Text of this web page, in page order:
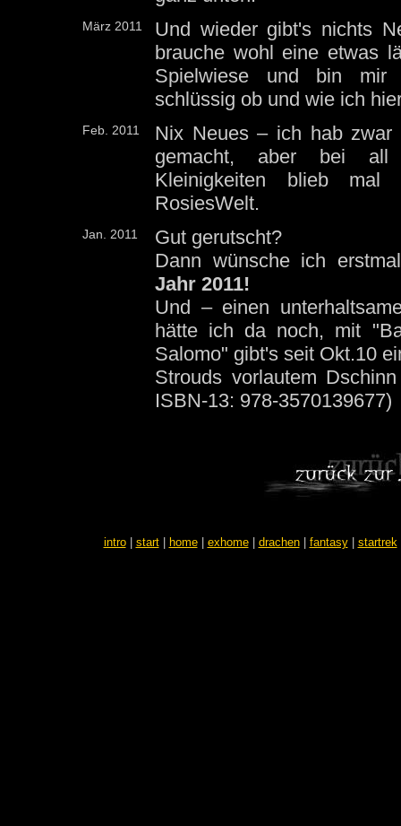
März 2011
Und wieder gibt's nichts
brauche wohl eine etwas
Spielwiese und bin
schlüssig ob und wie ich
Feb. 2011
Nix Neues – ich hab zwar
gemacht, aber bei all
Kleinigkeiten blieb
RosiesWelt.
Jan. 2011
Gut gerutscht?
Dann wünsche ich
Jahr 2011!
Und – einen
hätte ich da noch, mit
Salomo" gibt's seit Okt.10
Strouds vorlautem
ISBN-13: 978-3570139677)
intro| start| home| exhome| drachen| fantasy| startrek